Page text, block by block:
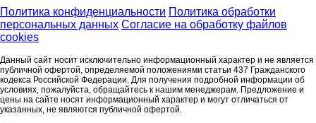
Политика конфиденциальности Политика обработки
персональных данных Согласие на обработку файлов
cookies
Данный сайт носит исключительно информационный характер и не является
публичной офертой, определяемой положениями статьи 437 Гражданского
кодекса Российской Федерации. Для получения подробной информации об
условиях, пожалуйста, обращайтесь к нашим менеджерам. Предложение и
цены на сайте носят информационный характер и могут отличаться от
указанных, не являются публичной офертой.